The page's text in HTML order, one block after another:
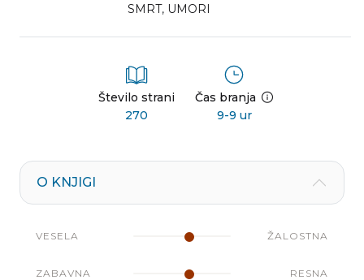
SMRT, UMORI
Število strani
270
Čas branja
9-9 ur
O KNJIGI
VESELA ŽALOSTNA
ZABAVNA RESNA